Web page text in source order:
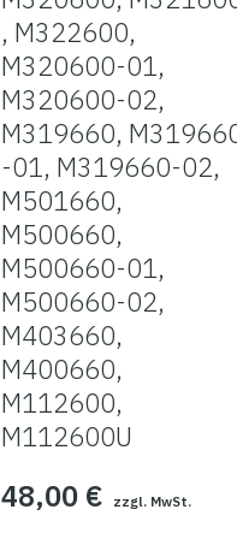
, M322600,
M320600-01,
M320600-02,
M319660,
-01, M319660-02,
M501660,
M500660,
M500660-01,
M500660-02,
M403660,
M400660,
M112600,
M112600U
48,00 € zzgl. MwSt.